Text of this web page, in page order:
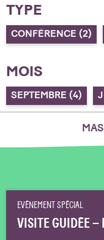
TYPE
CONFÉRENCE (2)
MOIS
SEPTEMBRE (4)
EVÉNEMENT SPÉCIAL
VISITE GUIDÉE –